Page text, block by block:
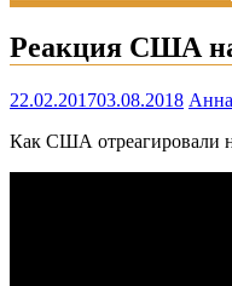
Реакция США
22.02.201703.08.2018 Анна
Как США отреагировали